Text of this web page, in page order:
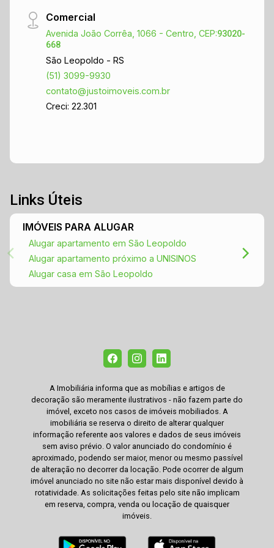
agendar uma visita, entre em contato conosco e
venha conhecer este espaço que pode ser o lar
do seu novo empreendimento. Estamos ansiosos
para ajudar você a encontrar o espaço perfeito
para o seu negócio!
Comercial
Avenida João Corrêa, 1066 - Centro, CEP:93020-
668
São Leopoldo - RS
(51) 3099-9930
contato@justoimoveis.com.br
Creci: 22.301
Links Úteis
IMÓVEIS PARA ALUGAR
Alugar apartamento em São Leopoldo
Alugar apartamento próximo a UNISINOS
Alugar casa em São Leopoldo
A Imobiliária informa que as mobílias e artigos de
decoração são meramente ilustrativos - não fazem parte do
imóvel, exceto nos casos de imóveis mobiliados. A
imobiliária se reserva o direito de alterar qualquer
informação referente aos valores e dados de seus imóveis
sem aviso prévio. O valor anunciado do condomínio é
aproximado, podendo ser maior, menor ou mesmo passível
de alteração no decorrer da locação. Pode ocorrer de algum
imóvel anunciado no site não estar mais disponível devido à
rotatividade. As solicitações feitas pelo site não implicam
em reserva, compra, venda ou locação de quaisquer
imóveis.